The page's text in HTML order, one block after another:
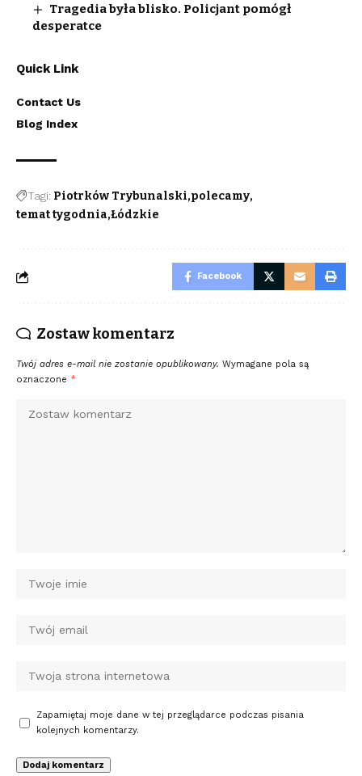
Tragedia była blisko. Policjant pomógł
desperatce
Quick Link
Contact Us
Blog Index
Tagi: Piotrków Trybunalski polecamy
temat tygodnia Łódzkie
Facebook
Zostaw komentarz
Twój adres e-mail nie zostanie opublikowany. Wymagane pola są
oznaczone *
Zapamiętaj moje dane w tej przeglądarce podczas pisania
kolejnych komentarzy.